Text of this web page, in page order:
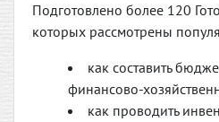
Подготовлено более 120
которых рассмотрены
как составить
финансово-
как проводить